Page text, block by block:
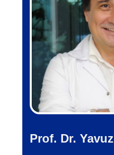
Prof. Dr.